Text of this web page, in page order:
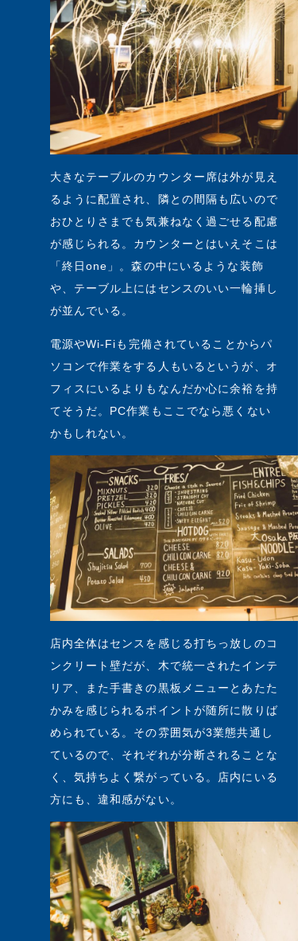
大きなテーブルのカウンター席は外が見え
るように配置され、隣との間隔も広いので
おひとりさまでも気兼ねなく過ごせる配慮
が感じられる。カウンターとはいえそこは
「終日one」。森の中にいるような装飾
や、テーブル上にはセンスのいい一輪挿し
が並んでいる。
電源やWi-Fiも完備されていることからパ
ソコンで作業をする人もいるというが、オ
フィスにいるよりもなんだか心に余裕を持
てそうだ。PC作業もここでなら悪くない
かもしれない。
店内全体はセンスを感じる打ちっ放しのコ
ンクリート壁だが、木で統一されたインテ
リア、また手書きの黒板メニューとあたた
かみを感じられるポイントが随所に散りば
められている。その雰囲気が3業態共通し
ているので、それぞれが分断されることな
く、気持ちよく繋がっている。店内にいる
方にも、違和感がない。